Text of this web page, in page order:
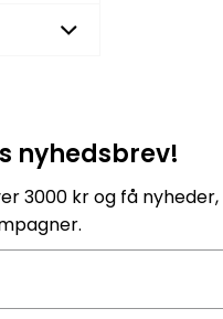
nyhedsbrev!
3000 kr og få nyheder,